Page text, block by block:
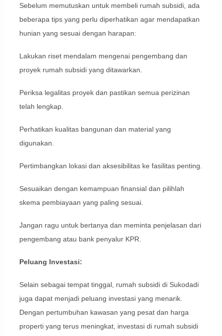
Sebelum memutuskan untuk membeli rumah subsidi, ada
beberapa tips yang perlu diperhatikan agar mendapatkan
hunian yang sesuai dengan harapan:
Lakukan riset mendalam mengenai pengembang dan
proyek rumah subsidi yang ditawarkan.
Periksa legalitas proyek dan pastikan semua perizinan
telah lengkap.
Perhatikan kualitas bangunan dan material yang
digunakan.
Pertimbangkan lokasi dan aksesibilitas ke fasilitas penting.
Sesuaikan dengan kemampuan finansial dan pilihlah
skema pembiayaan yang paling sesuai.
Jangan ragu untuk bertanya dan meminta penjelasan dari
pengembang atau bank penyalur KPR.
Peluang Investasi:
Selain sebagai tempat tinggal, rumah subsidi di Sukodadi
juga dapat menjadi peluang investasi yang menarik.
Dengan pertumbuhan kawasan yang pesat dan harga
properti yang terus meningkat, investasi di rumah subsidi